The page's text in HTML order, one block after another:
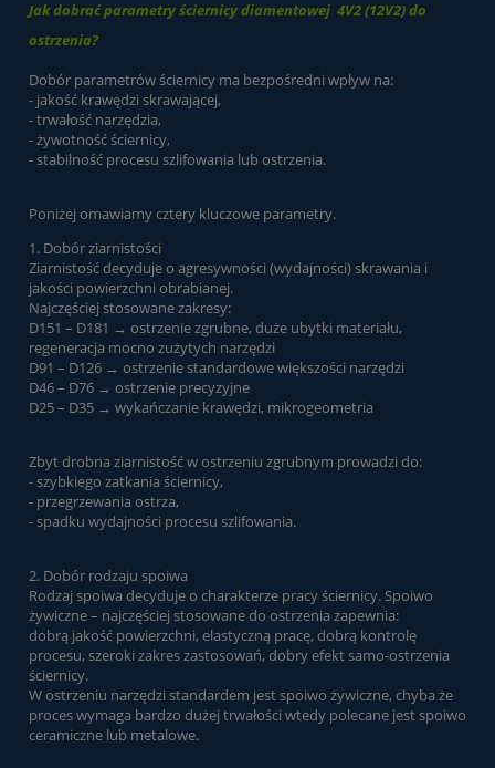
Jak dobrać parametry ściernicy diamentowej 4V2 (12V2) do
ostrzenia?
Dobór parametrów ściernicy ma bezpośredni wpływ na:
- jakość krawędzi skrawającej,
- trwałość narzędzia,
- żywotność ściernicy,
- stabilność procesu szlifowania lub ostrzenia.
Poniżej omawiamy cztery kluczowe parametry.
1. Dobór ziarnistości
Ziarnistość decyduje o agresywności (wydajności) skrawania i
jakości powierzchni obrabianej.
Najczęściej stosowane zakresy:
D151 – D181 → ostrzenie zgrubne, duże ubytki materiału,
regeneracja mocno zużytych narzędzi
D91 – D126 → ostrzenie standardowe większości narzędzi
D46 – D76 → ostrzenie precyzyjne
D25 – D35 → wykańczanie krawędzi, mikrogeometria
Zbyt drobna ziarnistość w ostrzeniu zgrubnym prowadzi do:
- szybkiego zatkania ściernicy,
- przegrzewania ostrza,
- spadku wydajności procesu szlifowania.
2. Dobór rodzaju spoiwa
Rodzaj spoiwa decyduje o charakterze pracy ściernicy. Spoiwo
żywiczne – najczęściej stosowane do ostrzenia zapewnia:
dobrą jakość powierzchni, elastyczną pracę, dobrą kontrolę
procesu, szeroki zakres zastosowań, dobry efekt samo-ostrzenia
ściernicy.
W ostrzeniu narzędzi standardem jest spoiwo żywiczne, chyba że
proces wymaga bardzo dużej trwałości wtedy polecane jest spoiwo
ceramiczne lub metalowe.